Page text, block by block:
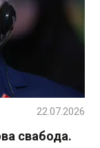
свабода.
22.07.2026